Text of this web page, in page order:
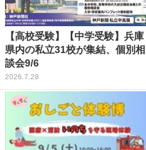
【高校受験】【中学受験】兵庫
県内の私立31校が集結、個別相
談会9/6
2026.7.28